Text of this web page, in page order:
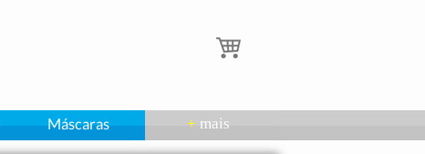
Máscaras mais